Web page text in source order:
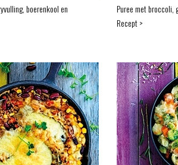
boerenkool en
Puree met broccoli,
Recept >